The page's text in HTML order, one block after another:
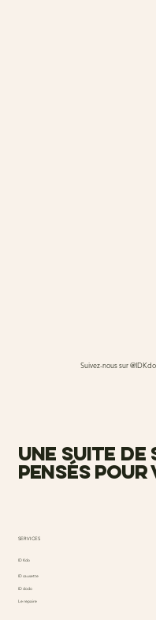
Suivez-nous sur @IDKdo
une suite de
pensés pour
SERVICES
ID Kdo
ID causette
ID dodo
Le repaire